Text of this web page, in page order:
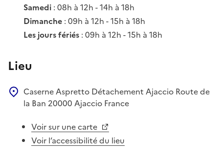
Samedi : 08h à 12h - 14h à 18h
Dimanche : 09h à 12h - 15h à 18h
Les jours fériés : 09h à 12h - 15h à 18h
Lieu
Caserne Aspretto Détachement Ajaccio Route de
la Ban 20000 Ajaccio France
Voir sur une carte
Voir l’accessibilité du lieu